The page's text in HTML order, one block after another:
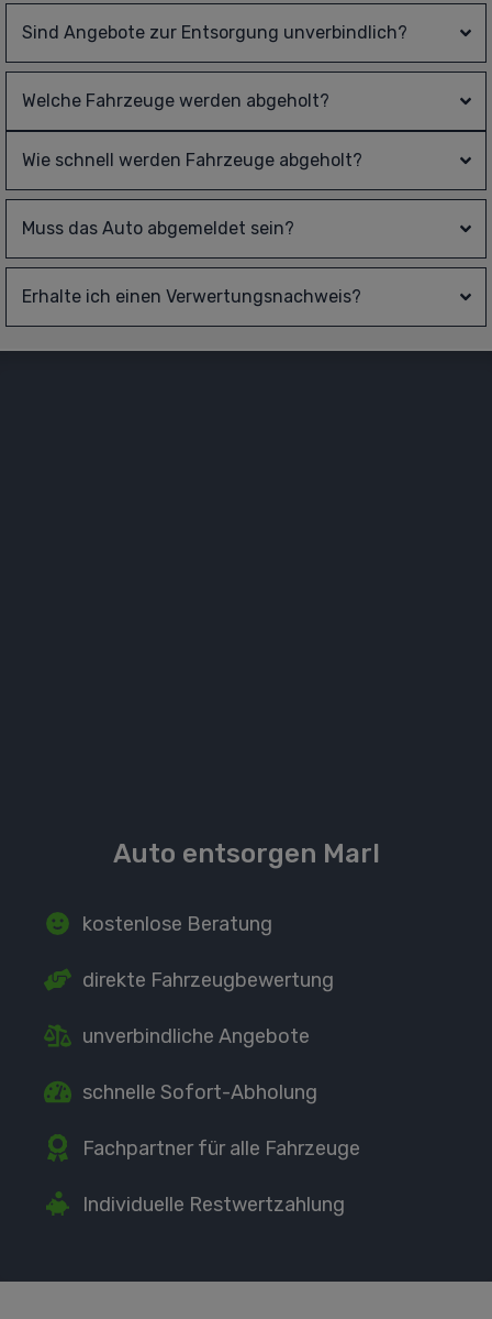
Sind Angebote zur Entsorgung unverbindlich?
Welche Fahrzeuge werden abgeholt?
Wie schnell werden Fahrzeuge abgeholt?
Muss das Auto abgemeldet sein?
Erhalte ich einen Verwertungsnachweis?
Auto entsorgen Marl
kostenlose Beratung
direkte Fahrzeugbewertung
unverbindliche Angebote
schnelle Sofort-Abholung
Fachpartner für alle Fahrzeuge
Individuelle Restwertzahlung